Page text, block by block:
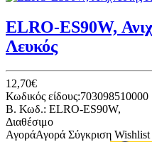
ELRO-ES90W,
Λευκός
12,70€
Κωδικός είδους:703098510000
B. Κωδ.: ELRO-ES90W,
Διαθέσιμο
ΑγοράΑγορά Σύγκριση Wishlist